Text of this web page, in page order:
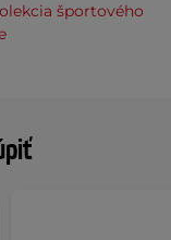
športového